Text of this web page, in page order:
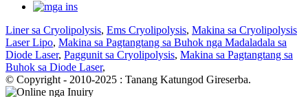
Liner sa Cryolipolysis, Ems Cryolipolysis, Makina sa Cryolipolysis
Laser Lipo, Makina sa Pagtangtang sa Buhok nga Madaladala sa
Diode Laser, Paggunit sa Cryolipolysis, Makina sa Pagtangtang sa
Buhok sa Diode Laser,
© Copyright - 2010-2025 : Tanang Katungod Gireserba.